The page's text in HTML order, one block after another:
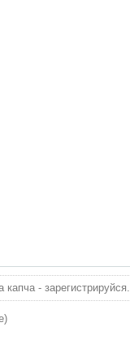
- зарегистрируйся.